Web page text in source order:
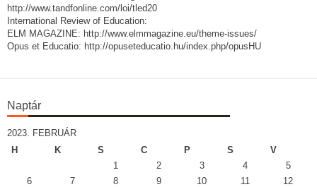
http://www.tandfonline.com/loi/tled20
International Review of Education:
ELM MAGAZINE: http://www.elmmagazine.eu/theme-issues/
Opus et Educatio: http://opuseteducatio.hu/index.php/opusHU
Naptár
2023. FEBRUÁR
H
K S C P S
V
1
2 3 4
5
6
7 8 9 10 11
12